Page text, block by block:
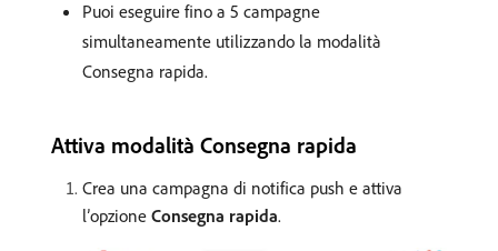
Puoi eseguire fino a 5 campagne
simultaneamente utilizzando la modalità
Consegna rapida.
Attiva modalità Consegna rapida
Crea una campagna di notifica push e attiva
l’opzione Consegna rapida.